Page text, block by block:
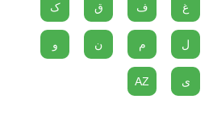
غ ف ق ک
ل م ن و
ی AZ